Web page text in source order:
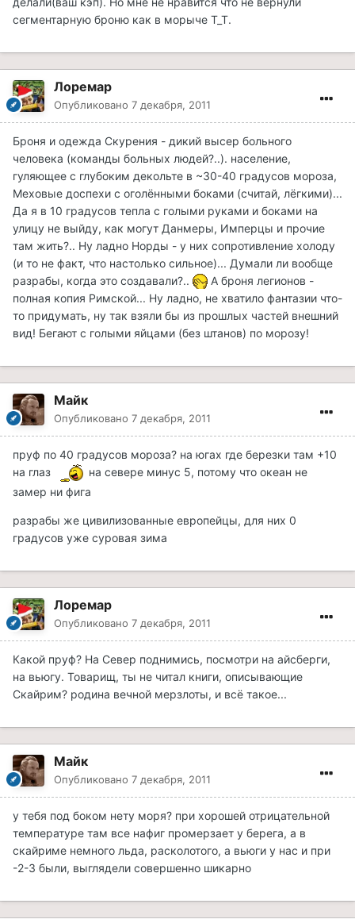
сегментарную броню как в морыче Т_Т.
Лоремар
Опубликовано 7 декабря, 2011
Броня и одежда Скурения - дикий высер больного
человека (команды больных людей?..). население,
гуляющее с глубоким декольте в ~30-40 градусов мороза,
Меховые доспехи с оголёнными боками (считай, лёгкими)...
Да я в 10 градусов тепла с голыми руками и боками на
улицу не выйду, как могут Данмеры, Имперцы и прочие
там жить?.. Ну ладно Норды - у них сопротивление холоду
(и то не факт, что настолько сильное)... Думали ли вообще
разрабы, когда это создавали?..
А броня легионов -
полная копия Римской... Ну ладно, не хватило фантазии что-
то придумать, ну так взяли бы из прошлых частей внешний
вид! Бегают с голыми яйцами (без штанов) по морозу!
Майк
Опубликовано 7 декабря, 2011
пруф по 40 градусов мороза? на югах где березки там +10
на глаз
на севере минус 5, потому что океан не
замер ни фига
разрабы же цивилизованные европейцы, для них 0
градусов уже суровая зима
Лоремар
Опубликовано 7 декабря, 2011
Какой пруф? На Север поднимись, посмотри на айсберги,
на вьюгу. Товарищ, ты не читал книги, описывающие
Скайрим? родина вечной мерзлоты, и всё такое...
Майк
Опубликовано 7 декабря, 2011
у тебя под боком нету моря? при хорошей отрицательной
температуре там все нафиг промерзает у берега, а в
скайриме немного льда, расколотого, а вьюги у нас и при
-2-3 были, выглядели совершенно шикарно